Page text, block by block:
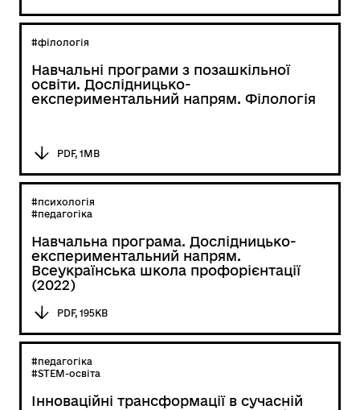
#філологія
Навчальні програми з позашкільної
освіти. Дослідницько-
експериментальний напрям. Філологія
PDF, 1MB
#психологія
#педагогіка
Навчальна програма. Дослідницько-
експериментальний напрям.
Всеукраїнська школа профорієнтації
(2022)
PDF, 195KB
#педагогіка
#STEM-освіта
Інноваційні трансформації в сучасній